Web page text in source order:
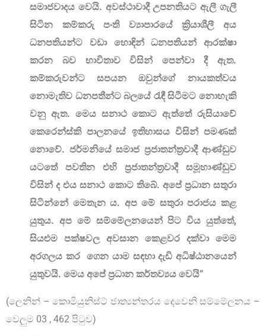
සමාජවාදය වෙයි. අවස්ථාවාදී උපනතියට ඇලී ගැලී
සිටින කම්කරු පංති ව්‍යාපාරයේ ක්‍රියාශීලී අය
ධනපතියන්ට වඩා හොඳින් ධනපතියන් ආරක්ෂා
කරන බව භාවිතාව විසින් පෙන්වා දී ඇත.
කම්කරුවන්ට සපයන ඔවුන්ගේ නායකත්වය
නොමැතිව ධනපතීන්ට බලයේ රැඳී සිටීමට නොහැකි
වනු ඇත. මෙය සනාථ කොට ඇත්තේ රුසියාවේ
කෙරෙන්ස්කි පාලනයේ ඉතිහාසය විසින් පමණක්
නොවේ. ජර්මනියේ සමාජ ප්‍රජාතන්ත්‍රවාදී ආණ්ඩුව
යටතේ පවතින එහි ප්‍රජාතන්ත්‍රවාදී සමූහාණ්ඩුව
විසින් ද එය සනාථ කොට තිබේ. අපේ ප්‍රධාන සතුරා
සිටින්නේ මෙතැන ය. අප මේ සතුරා පරාජය කළ
යුතුය. අප මේ සම්මේලනයෙන් පිට විය යුත්තේ,
සියළුම පක්ෂවල අවසාන කෙළවර දක්වා මෙම
අරගලය කර ගෙන යාම සඳහා දැඩි අධිෂ්ඨානයෙන්
යුතුවයි. මෙය අපේ ප්‍රධාන කර්තව්‍යය වෙයි”
(ලෙනින් – කොමියුනිස්ට් ජාත්‍යන්තරය දෙවෙනි සම්මේලනය –
වෙලුම 03 , 462 පිටුව)